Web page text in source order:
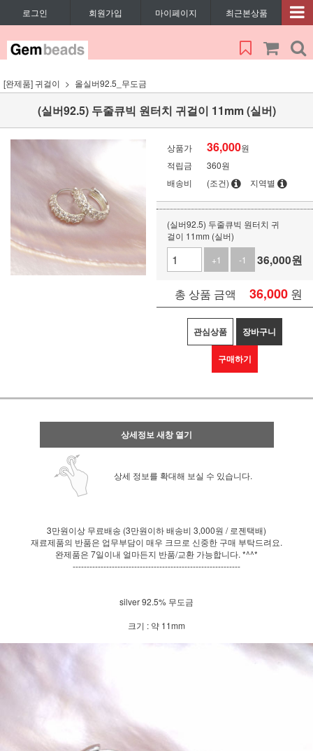
로그인 회원가입 마이페이지 최근본상품
[완제품] 귀걸이 올실버92.5_무도금
(실버92.5) 두줄큐빅 원터치 귀걸이 11mm (실버)
상품가 36,000원
적립금
360원
배송비
(조건) 지역별
(실버92.5) 두줄큐빅 원터치 귀
걸이 11mm (실버)
+1
-1 36,000원
총 상품 금액 36,000 원
관심상품 장바구니
구매하기
상세정보 새창 열기
상세 정보를 확대해 보실 수 있습니다.
3만원이상 무료배송 (3만원이하 배송비 3,000원 / 로젠택배)
재료제품의 반품은 업무부담이 매우 크므로 신중한 구매 부탁드려요.
완제품은 7일이내 얼마든지 반품/교환 가능합니다. *^^*
------------------------------------------------------------
silver 92.5% 무도금
크기 : 약 11mm